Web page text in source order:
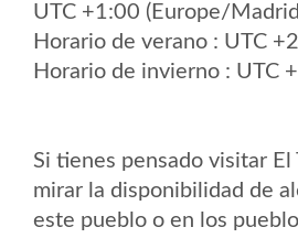
UTC +1:00 (Europe/
Horario de verano : UTC
Horario de invierno : UTC
Si tienes pensado visitar El
mirar la disponibilidad de
este pueblo o en los